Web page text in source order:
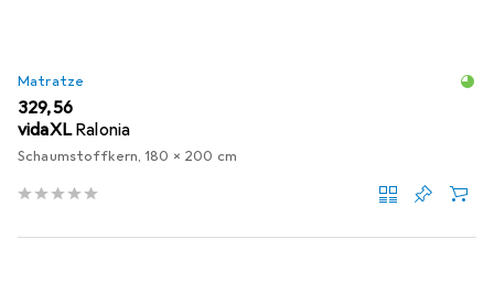
Matratze
EUR
329,56
vidaXL Ralonia
Schaumstoffkern, 180 x 200 cm